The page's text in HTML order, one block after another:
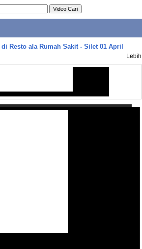
Resto ala Rumah Sakit - Silet 01 April
Lebih